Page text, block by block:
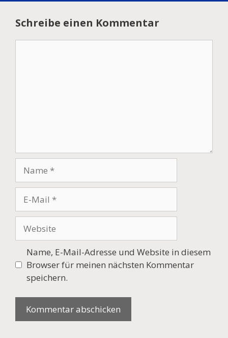
Schreibe einen Kommentar
Mail
Name, E-Mail-Adresse und Website in diesem
Browser für meinen nächsten Kommentar
speichern.